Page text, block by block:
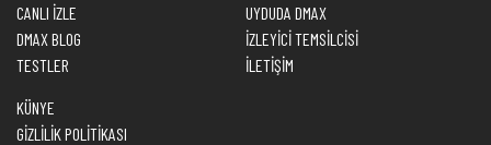
CANLI İZLE
DMAX BLOG
TESTLER
UYDUDA DMAX
İZLEYİCİ TEMSİLCİSİ
İLETİŞİM
KÜNYE
GİZLİLİK POLİTİKASI